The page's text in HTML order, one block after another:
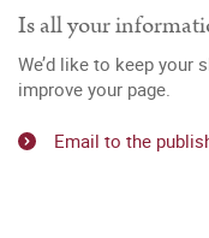
Is all your
We’d like to keep your
improve your page.
Email to the